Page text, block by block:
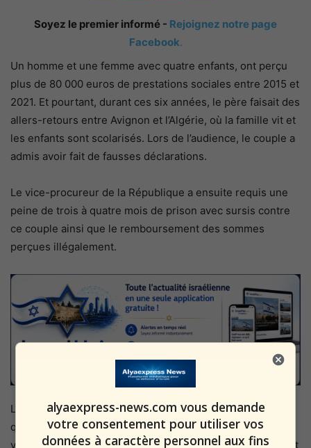
Soyez le premier informé - Rejoignez notre page
Facebook.
Un homme et une femme avec quatre enfants, ont perçu
plus de 80 000 euros de prestations sociales entre 2015 et
2021. Et pourtant, durant ces six années, le père faisait des
allers-retours entre Avignon et l’Algérie, où la famille vit et
les enfants sont scolarisés. Lors de l’audience, le couple a
admis avoir fait de fausses déclarations.
Le vice-procureur de la République a ensuite requis une
peine de trois à quatre mois de prison avec sursis contre
ce couple ainsi que le remboursement des sommes
perçues illégalement.
L’avocat des prévenus, Me Véronique Marcel, a déclaré
que le couple, qui n’a jamais été condamné par le passé,
vivait en France depuis 2021 et qu’un remboursement était
alyaexpress-news.com vous demande
votre consentement pour utiliser vos
données à caractère personnel aux fins